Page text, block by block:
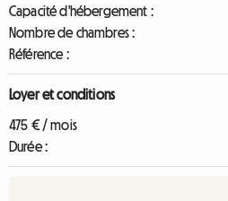
Capacité d'hébergement :
Nombre de chambres :
Référence :
Loyer et conditions
475 € / mois
Durée :